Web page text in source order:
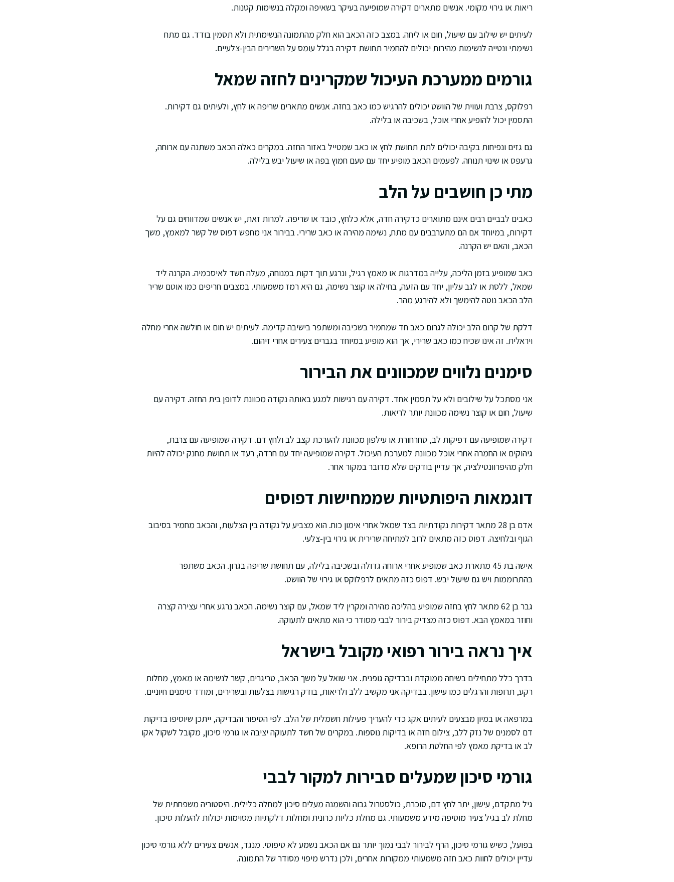
ריאות או גירוי מקומי. אנשים מתארים דקירה שמופיעה בעיקר בשאיפה ומקלה בנשימות קטנות.
לעיתים יש שילוב עם שיעול, חום או ליחה. במצב כזה הכאב הוא חלק מהתמונה הנשימתית ולא תסמין בודד. גם מתח
נשימתי ונטייה לנשימות מהירות יכולים להחמיר תחושת דקירה בגלל עומס על השרירים הבין-צלעיים.
גורמים ממערכת העיכול שמקרינים לחזה שמאל
רפלוקס, צרבת ועווית של הוושט יכולים להרגיש כמו כאב בחזה. אנשים מתארים שריפה או לחץ, ולעיתים גם דקירות.
התסמין יכול להופיע אחרי אוכל, בשכיבה או בלילה.
גם גזים ונפיחות בקיבה יכולים לתת תחושת לחץ או כאב שמטייל באזור החזה. במקרים כאלה הכאב משתנה עם ארוחה,
גרעפס או שינוי תנוחה. לפעמים הכאב מופיע יחד עם טעם חמוץ בפה או שיעול יבש בלילה.
מתי כן חושבים על הלב
כאבים לבביים רבים אינם מתוארים כדקירה חדה, אלא כלחץ, כובד או שריפה. למרות זאת, יש אנשים שמדווחים גם על
דקירות, במיוחד אם הם מתערבבים עם מתח, נשימה מהירה או כאב שרירי. בבירור אני מחפש דפוס של קשר למאמץ, משך
הכאב, והאם יש הקרנה.
כאב שמופיע בזמן הליכה, עלייה במדרגות או מאמץ רגיל, ונרגע תוך דקות במנוחה, מעלה חשד לאיסכמיה. הקרנה ליד
שמאל, ללסת או לגב עליון, יחד עם הזעה, בחילה או קוצר נשימה, גם היא רמז משמעותי. במצבים חריפים כמו אוטם שריר
הלב הכאב נוטה להימשך ולא להירגע מהר.
דלקת של קרום הלב יכולה לגרום כאב חד שמחמיר בשכיבה ומשתפר בישיבה קדימה. לעיתים יש חום או חולשה אחרי מחלה
ויראלית. זה אינו שכיח כמו כאב שרירי, אך הוא מופיע במיוחד בגברים צעירים אחרי זיהום.
סימנים נלווים שמכוונים את הבירור
אני מסתכל על שילובים ולא על תסמין אחד. דקירה עם רגישות למגע באותה נקודה מכוונת לדופן בית החזה. דקירה עם
שיעול, חום או קוצר נשימה מכוונת יותר לריאות.
דקירה שמופיעה עם דפיקות לב, סחרחורת או עילפון מכוונת להערכת קצב לב ולחץ דם. דקירה שמופיעה עם צרבת,
גיהוקים או החמרה אחרי אוכל מכוונת למערכת העיכול. דקירה שמופיעה יחד עם חרדה, רעד או תחושת מחנק יכולה להיות
חלק מהיפרוונטילציה, אך עדיין בודקים שלא מדובר במקור אחר.
דוגמאות היפותטיות שממחישות דפוסים
אדם בן 28 מתאר דקירות נקודתיות בצד שמאל אחרי אימון כוח. הוא מצביע על נקודה בין הצלעות, והכאב מחמיר בסיבוב
הגוף ובלחיצה. דפוס כזה מתאים לרוב למתיחה שרירית או גירוי בין-צלעי.
אישה בת 45 מתארת כאב שמופיע אחרי ארוחה גדולה ובשכיבה בלילה, עם תחושת שריפה בגרון. הכאב משתפר
בהתרוממות ויש גם שיעול יבש. דפוס כזה מתאים לרפלוקס או גירוי של הוושט.
גבר בן 62 מתאר לחץ בחזה שמופיע בהליכה מהירה ומקרין ליד שמאל, עם קוצר נשימה. הכאב נרגע אחרי עצירה קצרה
וחוזר במאמץ הבא. דפוס כזה מצדיק בירור לבבי מסודר כי הוא מתאים לתעוקה.
איך נראה בירור רפואי מקובל בישראל
בדרך כלל מתחילים בשיחה ממוקדת ובבדיקה גופנית. אני שואל על משך הכאב, טריגרים, קשר לנשימה או מאמץ, מחלות
רקע, תרופות והרגלים כמו עישון. בבדיקה אני מקשיב ללב ולריאות, בודק רגישות בצלעות ובשרירים, ומודד סימנים חיוניים.
במרפאה או במיון מבצעים לעיתים אקג כדי להעריך פעילות חשמלית של הלב. לפי הסיפור והבדיקה, ייתכן שיוסיפו בדיקות
דם לסמנים של נזק ללב, צילום חזה או בדיקות נוספות. במקרים של חשד לתעוקה יציבה או גורמי סיכון, מקובל לשקול אקו
לב או בדיקת מאמץ לפי החלטת הרופא.
גורמי סיכון שמעלים סבירות למקור לבבי
גיל מתקדם, עישון, יתר לחץ דם, סוכרת, כולסטרול גבוה והשמנה מעלים סיכון למחלה כלילית. היסטוריה משפחתית של
מחלת לב בגיל צעיר מוסיפה מידע משמעותי. גם מחלת כליות כרונית ומחלות דלקתיות מסוימות יכולות להעלות סיכון.
בפועל, כשיש גורמי סיכון, הרף לבירור לבבי נמוך יותר גם אם הכאב נשמע לא טיפוסי. מנגד, אנשים צעירים ללא גורמי סיכון
עדיין יכולים לחוות כאב חזה משמעותי ממקורות אחרים, ולכן נדרש מיפוי מסודר של התמונה.